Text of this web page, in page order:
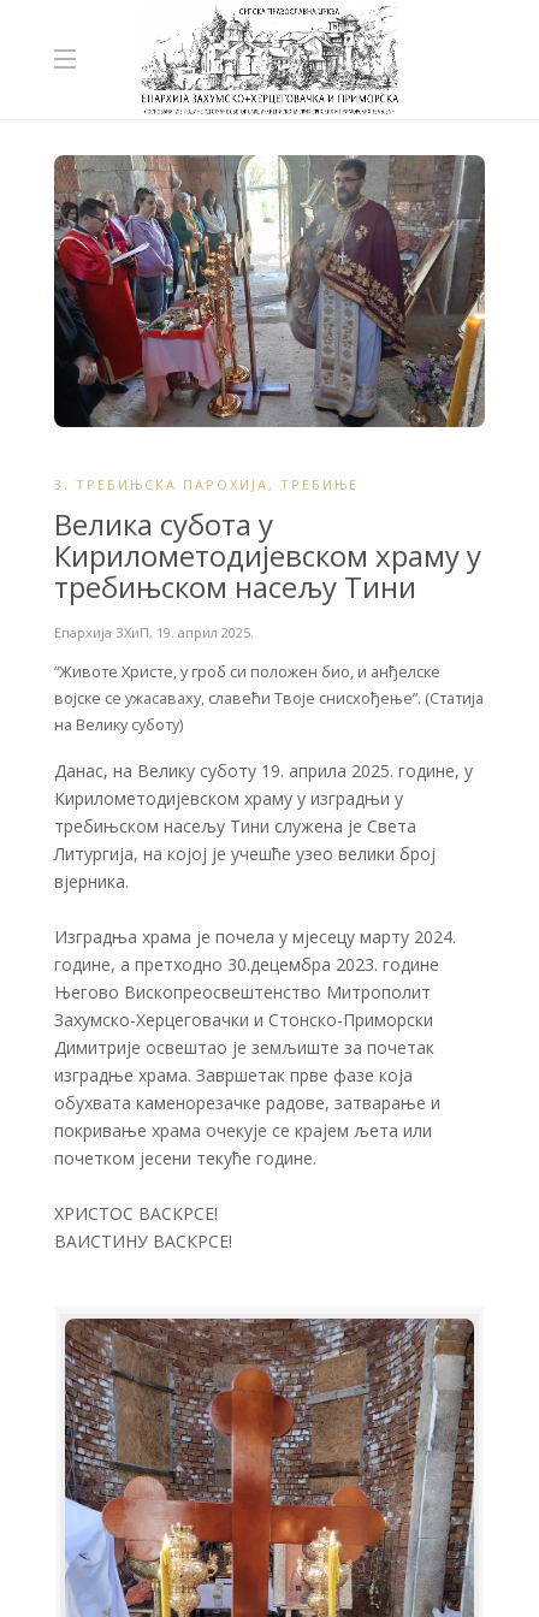
3. ТРЕБИЊСКА ПАРОХИЈА, ТРЕБИЊЕ
Велика субота у
Кирилометодијевском храму у
требињском насељу Тини
Епархија ЗХиП, 19. април 2025.
“Животе Христе, у гроб си положен био, и анђелске
војске се ужасаваху, славећи Твоје снисхођење”. (Статија
на Велику суботу)
Данас, на Велику суботу 19. априла 2025. године, у
Кирилометодијевском храму у изградњи у
требињском насељу Тини служена је Света
Литургија, на којој је учешће узео велики број
вјерника.
Изградња храма је почела у мјесецу марту 2024.
године, а претходно 30.децембра 2023. године
Његово Вископреосвештенство Митрополит
Захумско-Херцеговачки и Стонско-Приморски
Димитрије освештао је земљиште за почетак
изградње храма. Завршетак прве фазе која
обухвата каменорезачке радове, затварање и
покривање храма очекује се крајем љета или
почетком јесени текуће године.
ХРИСТОС ВАСКРСЕ!
ВАИСТИНУ ВАСКРСЕ!